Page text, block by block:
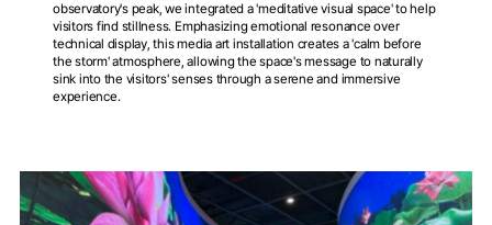
observatory's peak, we integrated a 'meditative visual space' to help
visitors find stillness. Emphasizing emotional resonance over
technical display, this media art installation creates a 'calm before
the storm' atmosphere, allowing the space's message to naturally
sink into the visitors' senses through a serene and immersive
experience.